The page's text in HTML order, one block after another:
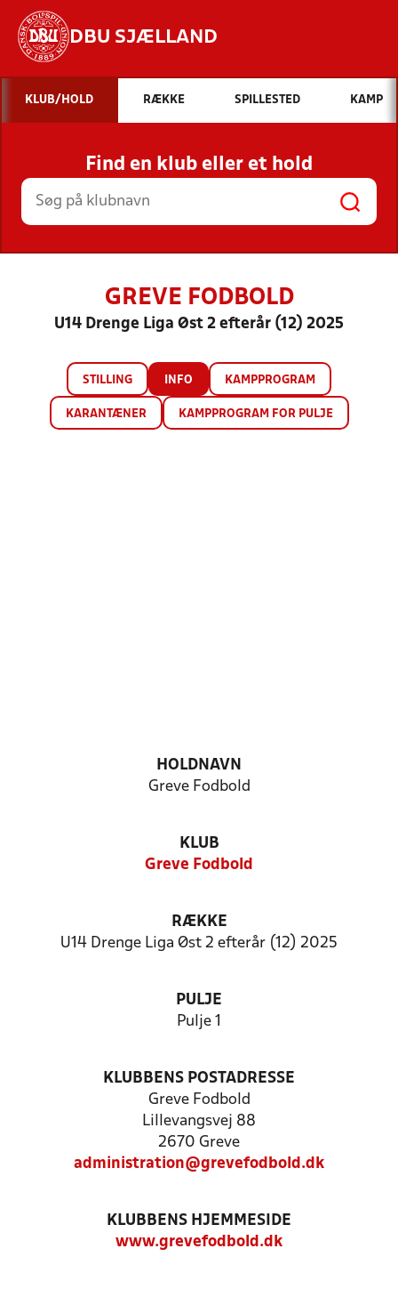
DBU SJÆLLAND
Hvad vil du søge efter?
INDHOLD OG NYHEDER
STILLINGER, RESULTATER, KLUBBER OG
HOLD
KLUB/HOLD RÆKKE SPILLESTED KAMP
Find en klub eller et hold
GREVE FODBOLD
U14 Drenge Liga Øst 2 efterår (12) 2025
STILLING INFO KAMPPROGRAM
KARANTÆNER KAMPPROGRAM FOR PULJE
HOLDNAVN
Greve Fodbold
KLUB
Greve Fodbold
RÆKKE
U14 Drenge Liga Øst 2 efterår (12) 2025
PULJE
Pulje 1
KLUBBENS POSTADRESSE
Greve Fodbold
Lillevangsvej 88
2670 Greve
administration@grevefodbold.dk
KLUBBENS HJEMMESIDE
www.grevefodbold.dk